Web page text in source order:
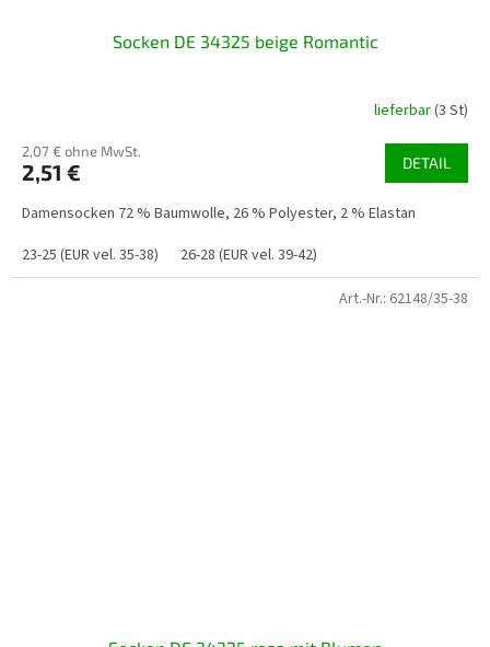
Socken DE 34325 beige Romantic
lieferbar(3 St)
2,07 € ohne MwSt.
2,51 € DETAIL
Damensocken 72 % Baumwolle, 26 % Polyester, 2 % Elastan
23-25 (EUR vel. 35-38)
26-28 (EUR vel. 39-42)
Art.-Nr.: 62148/35-38